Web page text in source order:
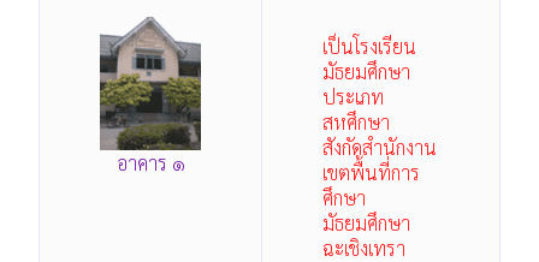
อาคาร ๑
เป็นโรงเรียน
มัธยมศึกษา
ประเภท
สหศึกษา
สังกัดสำนักงาน
เขตพื้นที่การ
ศึกษา
มัธยมศึกษา
ฉะเชิงเทรา